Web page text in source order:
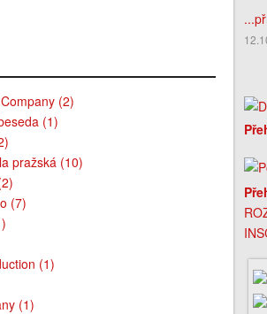
(2)
(1)
pražská (10)
(7)
(1)
(1)